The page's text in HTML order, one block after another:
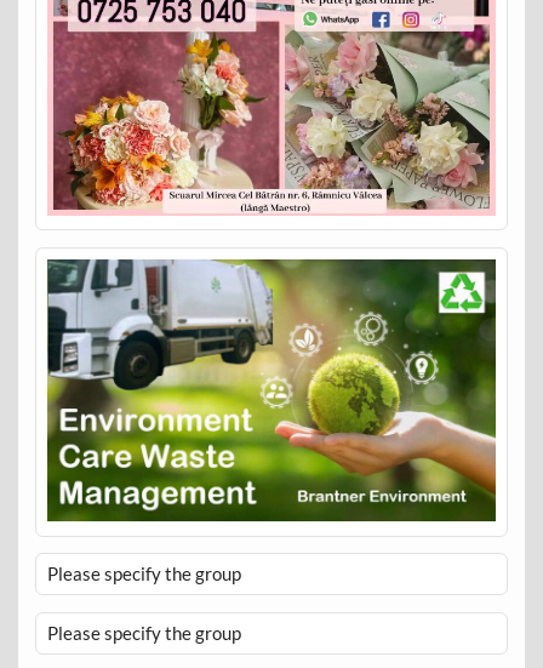
Please specify the group
Please specify the group